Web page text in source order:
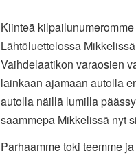
Kiinteä
Lähtöluettelossa
Vaihdelaatikon varaosien
lainkaan ajamaan autolla
autolla näillä lumilla
saammepa Mikkelissä nyt
Parhaamme toki teemme